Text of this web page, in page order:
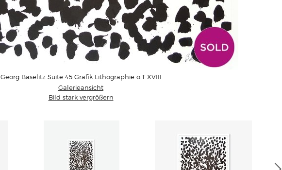
Georg Baselitz Suite 45 Grafik Lithographie o.T XVIII
Galerieansicht
Bild stark vergrößern